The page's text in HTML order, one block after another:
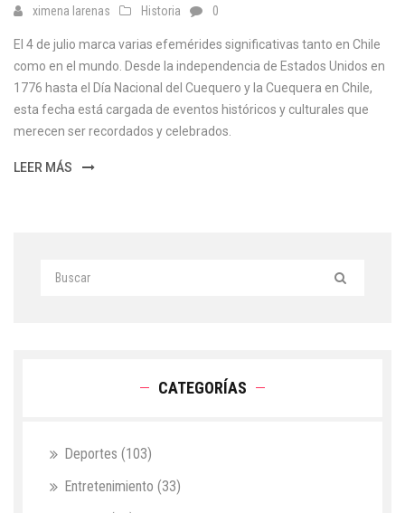
ximena larenas Historia 0
El 4 de julio marca varias efemérides significativas tanto en Chile
como en el mundo. Desde la independencia de Estados Unidos en
1776 hasta el Día Nacional del Cuequero y la Cuequera en Chile,
esta fecha está cargada de eventos históricos y culturales que
merecen ser recordados y celebrados.
LEER MÁS
CATEGORÍAS
Deportes (103)
Entretenimiento (33)